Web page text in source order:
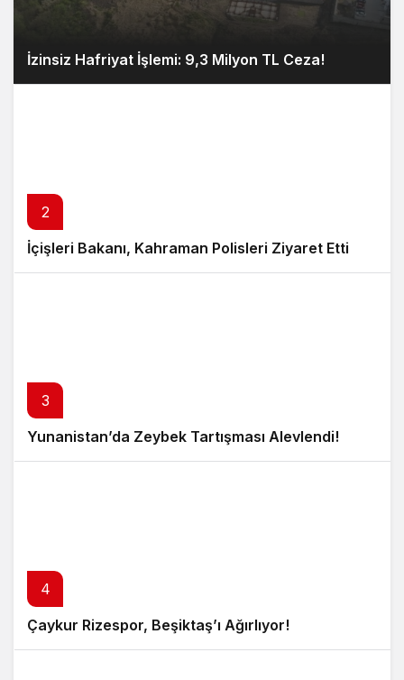
İzinsiz Hafriyat İşlemi: 9,3 Milyon TL Ceza!
2
İçişleri Bakanı, Kahraman Polisleri Ziyaret Etti
3
Yunanistan’da Zeybek Tartışması Alevlendi!
4
Çaykur Rizespor, Beşiktaş’ı Ağırlıyor!